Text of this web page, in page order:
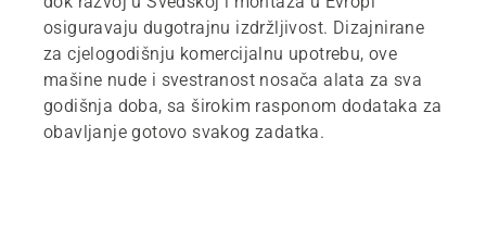
osiguravaju dugotrajnu izdržljivost. Dizajnirane
za cjelogodišnju komercijalnu upotrebu, ove
mašine nude i svestranost nosača alata za sva
godišnja doba, sa širokim rasponom dodataka za
obavljanje gotovo svakog zadatka.